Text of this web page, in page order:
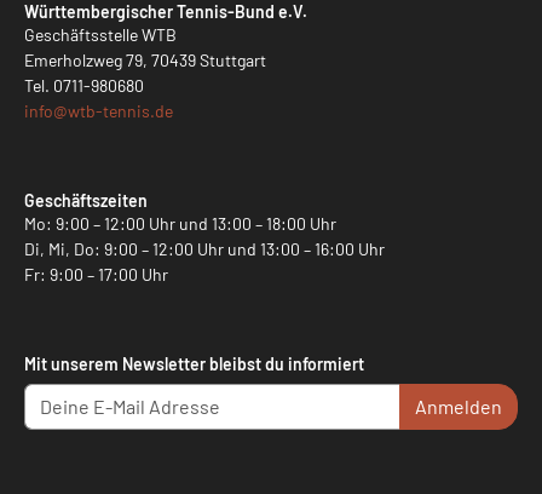
Württembergischer Tennis-Bund e.V.
Geschäftsstelle WTB
Emerholzweg 79, 70439 Stuttgart
Tel. 0711-980680
info@wtb-tennis.de
Geschäftszeiten
Mo: 9:00 – 12:00 Uhr und 13:00 – 18:00 Uhr
Di, Mi, Do: 9:00 – 12:00 Uhr und 13:00 – 16:00 Uhr
Fr: 9:00 – 17:00 Uhr
Mit unserem Newsletter bleibst du informiert
Anmelden